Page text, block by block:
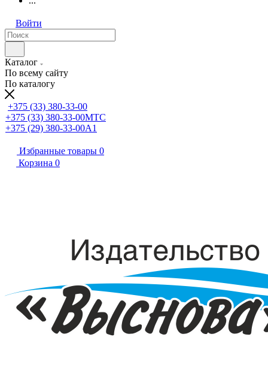
Войти
Каталог
По всему сайту
По каталогу
+375 (33) 380-33-00
+375 (33) 380-33-00МТС
+375 (29) 380-33-00А1
Избранные товары 0
Корзина 0